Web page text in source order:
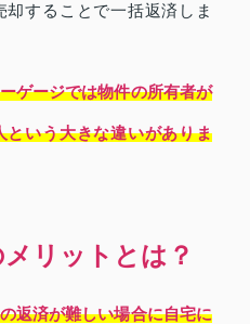
することで一括返済しま
ゲージでは物件の所有者が
いう大きな違いがありま
リットとは？
返済が難しい場合に自宅に